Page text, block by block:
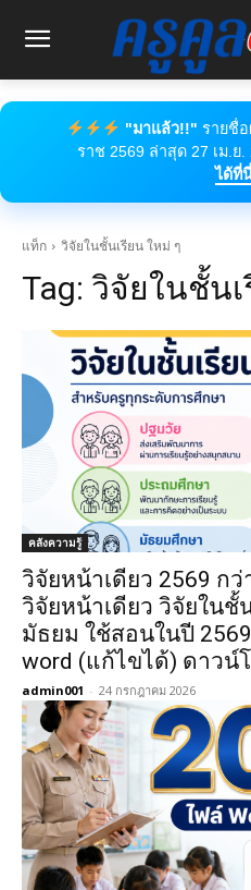
"มาแล้ว!!" รายชื่อ
ราช 2569 ล่าสุด 27 เม.ย.
ได้ที่
แท็ก วิจัยในชั้นเรียน ใหม่ ๆ
Tag: วิจัยในชั้น
คลังความรู้
วิจัยหน้าเดียว 2569 กว่
วิจัยหน้าเดียว วิจัยในชั้
มัธยม ใช้สอนในปี
word (แก้ไขได้) ดาวน์
admin001 - 24 กรกฎาคม 2026